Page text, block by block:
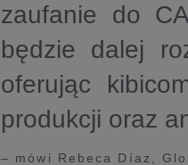
zaufanie do
będzie dalej
oferując
produkcji oraz
– mówi Rebeca Díaz,